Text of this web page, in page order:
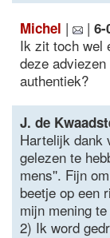
Michel | | 6-
Ik zit toch wel
deze
authentiek?
J. de
Hartelijk dank
gelezen te
mens''. Fijn
beetje op een
mijn mening
2) Ik word